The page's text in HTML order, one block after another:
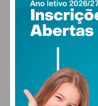
19°
30°
SEX
28
SÁB